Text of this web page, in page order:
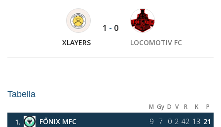
XLAYERS
1 - 0
LOCOMOTIV FC
Tabella
M Gy D V R K P
1. FŐNIX MFC 9 7 0 2 42 13 21